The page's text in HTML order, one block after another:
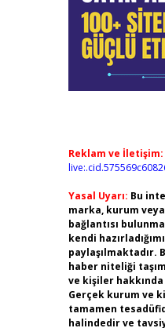
Reklam ve İletişim:
Yasal Uyarı: Bu
marka, kurum
bağlantısı
kendi
paylaşılmaktadır.
haber niteliği
ve kişiler hakkında
Gerçek kurum ve
tamamen
halindedir ve